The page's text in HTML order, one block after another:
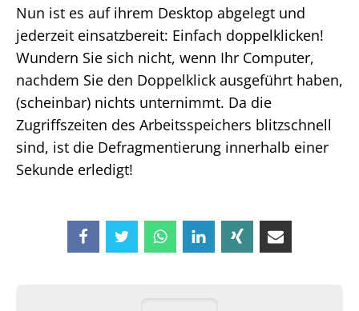
Nun ist es auf ihrem Desktop abgelegt und
jederzeit einsatzbereit: Einfach doppelklicken!
Wundern Sie sich nicht, wenn Ihr Computer,
nachdem Sie den Doppelklick ausgeführt haben,
(scheinbar) nichts unternimmt. Da die
Zugriffszeiten des Arbeitsspeichers blitzschnell
sind, ist die Defragmentierung innerhalb einer
Sekunde erledigt!